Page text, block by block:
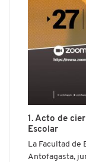
1. Acto de
Escolar
La Facultad de
Antofagasta,